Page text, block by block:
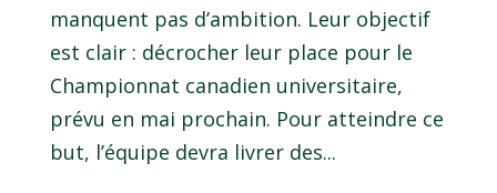
manquent pas d’ambition. Leur objectif
est clair : décrocher leur place pour le
Championnat canadien universitaire,
prévu en mai prochain. Pour atteindre ce
but, l’équipe devra livrer des...